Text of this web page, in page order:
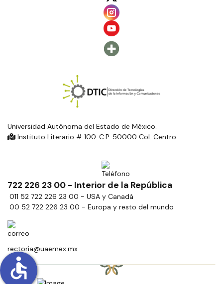
Universidad Autónoma del Estado de México.
Instituto Literario # 100. C.P. 50000 Col. Centro
722 226 23 00 - Interior de la República
011 52 722 226 23 00 - USA y Canadá
00 52 722 226 23 00 - Europa y resto del mundo
rectoria@uaemex.mx
accessible